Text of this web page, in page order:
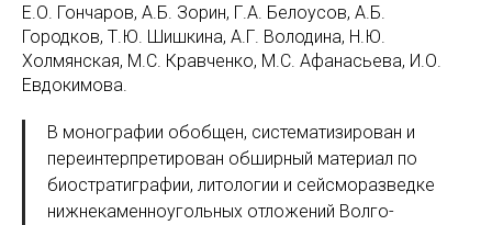
Е.О. Гончаров, А.Б. Зорин, Г.А. Белоусов, А.Б.
Городков, Т.Ю. Шишкина, А.Г. Володина, Н.Ю.
Холмянская, М.С. Кравченко, М.С. Афанасьева, И.О.
Евдокимова.
В монографии обобщен, систематизирован и
переинтерпретирован обширный материал по
биостратиграфии, литологии и сейсморазведке
нижнекаменноугольных отложений Волго-